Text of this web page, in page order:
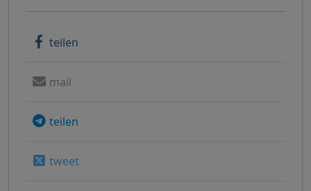
teilen
mail
teilen
tweet